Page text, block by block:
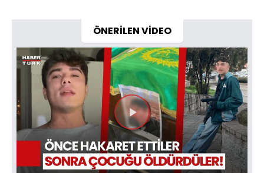
ÖNERİLEN VİDEO
Videoyu
Oynat